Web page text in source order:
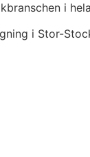
i
i Stor-